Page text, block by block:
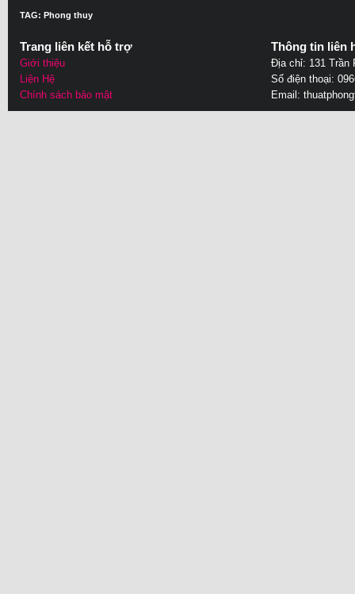
TAG: Phong thuy
Trang liên kết hỗ trợ
Giới thiệu
Liện Hệ
Chính sách bảo mật
Thông tin liên
Địa chỉ: 131 Trần
Số điện thoại:
Email: